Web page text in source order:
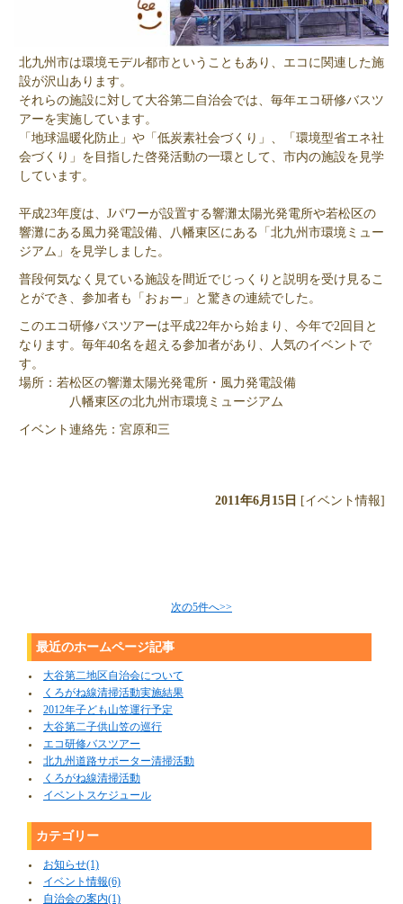
北九州市は環境モデル都市ということもあり、エコに関連した施
設が沢山あります。
それらの施設に対して大谷第二自治会では、毎年エコ研修バスツ
アーを実施しています。
「地球温暖化防止」や「低炭素社会づくり」、「環境型省エネ社
会づくり」を目指した啓発活動の一環として、市内の施設を見学
しています。
平成23年度は、Jパワーが設置する響灘太陽光発電所や若松区の
響灘にある風力発電設備、八幡東区にある「北九州市環境ミュー
ジアム」を見学しました。
普段何気なく見ている施設を間近でじっくりと説明を受け見るこ
とができ、参加者も「おぉー」と驚きの連続でした。
このエコ研修バスツアーは平成22年から始まり、今年で2回目と
なります。毎年40名を超える参加者があり、人気のイベントで
す。
場所：若松区の響灘太陽光発電所・風力発電設備
八幡東区の北九州市環境ミュージアム
イベント連絡先：宮原和三
2011年6月15日 [イベント情報]
次の5件へ>>
最近のホームページ記事
大谷第二地区自治会について
くろがね線清掃活動実施結果
2012年子ども山笠運行予定
大谷第二子供山笠の巡行
エコ研修バスツアー
北九州道路サポーター清掃活動
くろがね線清掃活動
イベントスケジュール
カテゴリー
お知らせ(1)
イベント情報(6)
自治会の案内(1)